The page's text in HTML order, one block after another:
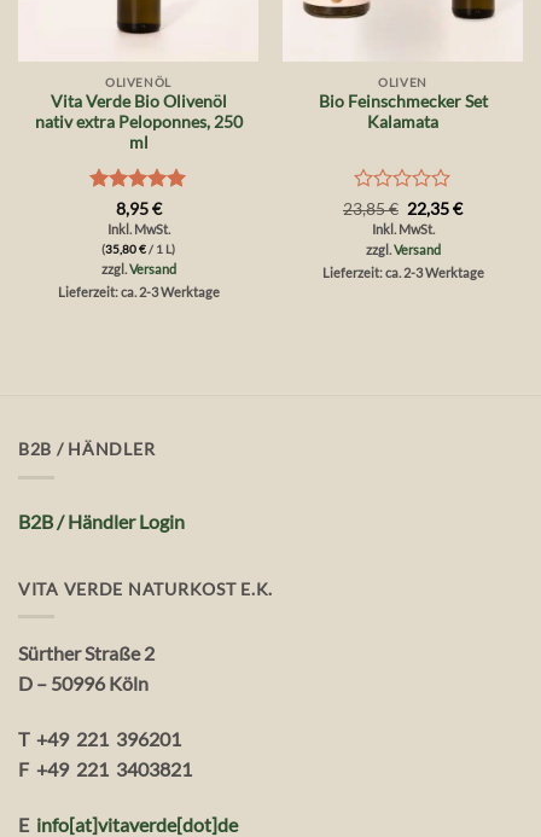
OLIVENÖL
Vita Verde Bio Olivenöl
nativ extra Peloponnes, 250
ml
Bewertet
mit5 von
8,95€
Inkl. MwSt.
(35,80€/ 1 L)
zzgl.Versand
Lieferzeit: ca. 2-3 Werktage
OLIVEN
Bio Feinschmecker Set
Kalamata
Bewertet
mit
von
5
23,85€ Ursprünglicher
Preis
war:
23,85 €
22,35€Aktueller
Inkl. MwSt.
zzgl.Versand
Lieferzeit: ca. 2-3 Werktage
B2B / HÄNDLER
B2B / Händler Login
VITA VERDE NATURKOST E.K.
Sürther Straße 2
D – 50996 Köln
T +49 221 396201
F +49 221 3403821
E info[at]vitaverde[dot]de